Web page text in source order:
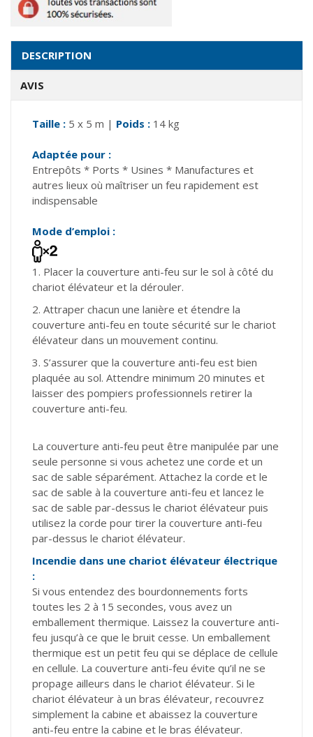
DESCRIPTION
AVIS
Taille : 5 x 5 m | Poids : 14 kg
Adaptée pour :
Entrepôts * Ports * Usines * Manufactures et
autres lieux où maîtriser un feu rapidement est
indispensable
Mode d’emploi :
1. Placer la couverture anti-feu sur le sol à côté du
chariot élévateur et la dérouler.
2. Attraper chacun une lanière et étendre la
couverture anti-feu en toute sécurité sur le chariot
élévateur dans un mouvement continu.
3. S’assurer que la couverture anti-feu est bien
plaquée au sol. Attendre minimum 20 minutes et
laisser des pompiers professionnels retirer la
couverture anti-feu.
La couverture anti-feu peut être manipulée par une
seule personne si vous achetez une corde et un
sac de sable séparément. Attachez la corde et le
sac de sable à la couverture anti-feu et lancez le
sac de sable par-dessus le chariot élévateur puis
utilisez la corde pour tirer la couverture anti-feu
par-dessus le chariot élévateur.
Incendie dans une chariot élévateur électrique
:
Si vous entendez des bourdonnements forts
toutes les 2 à 15 secondes, vous avez un
emballement thermique. Laissez la couverture anti-
feu jusqu’à ce que le bruit cesse. Un emballement
thermique est un petit feu qui se déplace de cellule
en cellule. La couverture anti-feu évite qu’il ne se
propage ailleurs dans le chariot élévateur. Si le
chariot élévateur à un bras élévateur, recouvrez
simplement la cabine et abaissez la couverture
anti-feu entre la cabine et le bras élévateur.